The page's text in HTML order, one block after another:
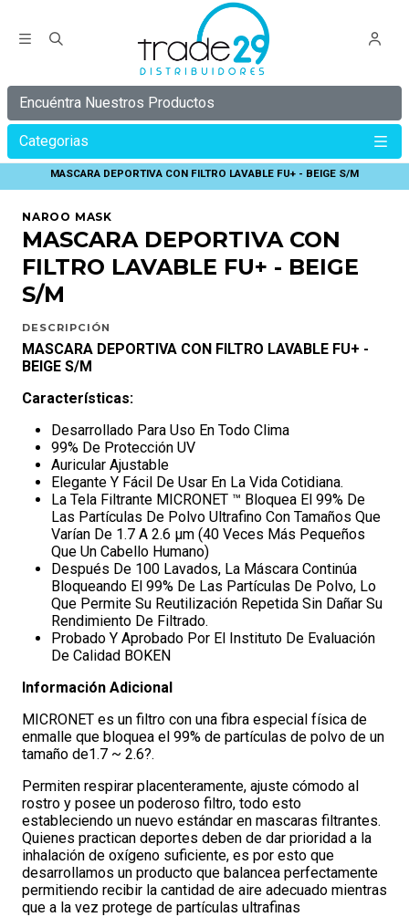
Encuéntra Nuestros Productos
Categorias
MASCARA DEPORTIVA CON FILTRO LAVABLE FU+ - BEIGE S/M
NAROO MASK
MASCARA DEPORTIVA CON
FILTRO LAVABLE FU+ - BEIGE
S/M
DESCRIPCIÓN
MASCARA DEPORTIVA CON FILTRO LAVABLE FU+ -
BEIGE S/M
Características:
Desarrollado Para Uso En Todo Clima
99% De Protección UV
Auricular Ajustable
Elegante Y Fácil De Usar En La Vida Cotidiana.
La Tela Filtrante MICRONET ™ Bloquea El 99% De
Las Partículas De Polvo Ultrafino Con Tamaños Que
Varían De 1.7 A 2.6 µm (40 Veces Más Pequeños
Que Un Cabello Humano)
Después De 100 Lavados, La Máscara Continúa
Bloqueando El 99% De Las Partículas De Polvo, Lo
Que Permite Su Reutilización Repetida Sin Dañar Su
Rendimiento De Filtrado.
Probado Y Aprobado Por El Instituto De Evaluación
De Calidad BOKEN
Información Adicional
MICRONET es un filtro con una fibra especial física de
enmalle que bloquea el 99% de partículas de polvo de un
tamaño de1.7 ~ 2.6?.
Permiten respirar placenteramente, ajuste cómodo al
rostro y posee un poderoso filtro, todo esto
estableciendo un nuevo estándar en mascaras filtrantes.
Quienes practican deportes deben de dar prioridad a la
inhalación de oxígeno suficiente, es por esto que
desarrollamos un producto que balancea perfectamente
permitiendo recibir la cantidad de aire adecuado mientras
que a la vez protege de partículas ultrafinas